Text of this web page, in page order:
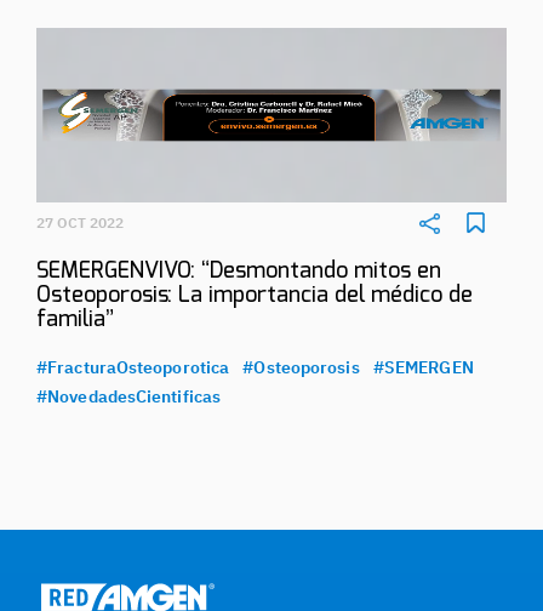
27 OCT 2022
SEMERGENVIVO: “Desmontando mitos en
Osteoporosis: La importancia del médico de
familia”
#FracturaOsteoporotica #Osteoporosis
#SEMERGEN
#NovedadesCientificas